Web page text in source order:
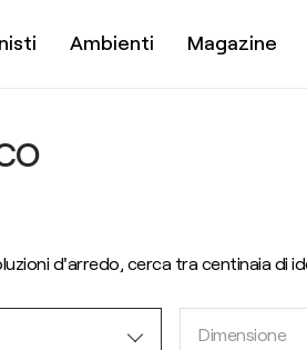
Ambienti Magazine
d'arredo, cerca tra centinaia di
Dimensione